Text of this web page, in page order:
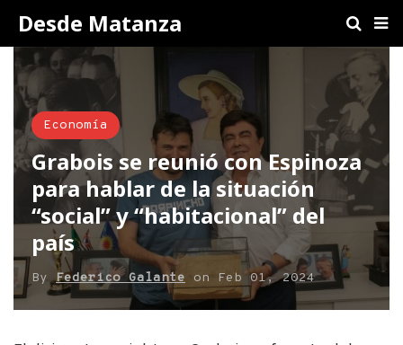
Desde Matanza
Economía
Grabois se reunió con Espinoza
para hablar de la situación
“social” y “habitacional” del
país
ByFederico Galante on Feb 01, 2024